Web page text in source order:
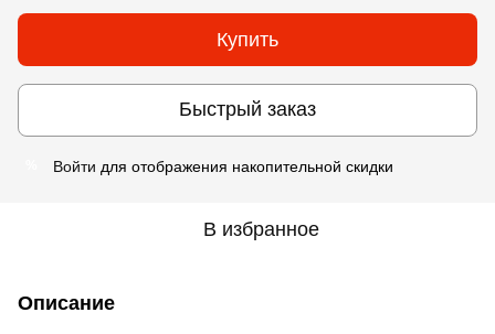
Купить
Быстрый заказ
Войти для отображения накопительной скидки
В избранное
Описание